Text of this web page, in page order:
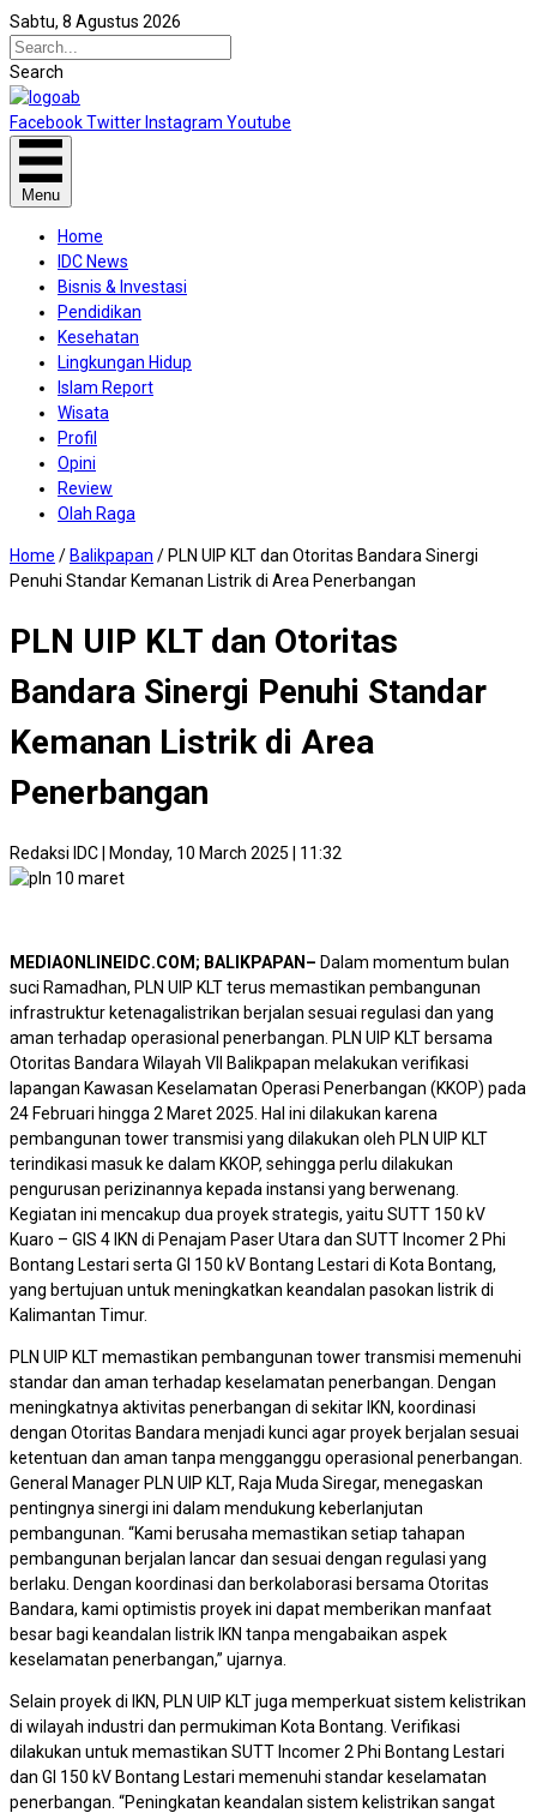
Sabtu, 8 Agustus 2026
Search
FacebookTwitter Instagram Youtube
Menu
Home
IDC News
Bisnis & Investasi
Pendidikan
Kesehatan
Lingkungan Hidup
Islam Report
Wisata
Profil
Opini
Review
Olah Raga
Home / Balikpapan / PLN UIP KLT dan Otoritas Bandara Sinergi
Penuhi Standar Kemanan Listrik di Area Penerbangan
PLN UIP KLT dan Otoritas
Bandara Sinergi Penuhi Standar
Kemanan Listrik di Area
Penerbangan
Redaksi IDC| Monday, 10 March 2025 | 11:32
MEDIAONLINEIDC.COM; BALIKPAPAN– Dalam momentum bulan
suci Ramadhan, PLN UIP KLT terus memastikan pembangunan
infrastruktur ketenagalistrikan berjalan sesuai regulasi dan yang
aman terhadap operasional penerbangan. PLN UIP KLT bersama
Otoritas Bandara Wilayah VII Balikpapan melakukan verifikasi
lapangan Kawasan Keselamatan Operasi Penerbangan (KKOP) pada
24 Februari hingga 2 Maret 2025. Hal ini dilakukan karena
pembangunan tower transmisi yang dilakukan oleh PLN UIP KLT
terindikasi masuk ke dalam KKOP, sehingga perlu dilakukan
pengurusan perizinannya kepada instansi yang berwenang.
Kegiatan ini mencakup dua proyek strategis, yaitu SUTT 150 kV
Kuaro – GIS 4 IKN di Penajam Paser Utara dan SUTT Incomer 2 Phi
Bontang Lestari serta GI 150 kV Bontang Lestari di Kota Bontang,
yang bertujuan untuk meningkatkan keandalan pasokan listrik di
Kalimantan Timur.
PLN UIP KLT memastikan pembangunan tower transmisi memenuhi
standar dan aman terhadap keselamatan penerbangan. Dengan
meningkatnya aktivitas penerbangan di sekitar IKN, koordinasi
dengan Otoritas Bandara menjadi kunci agar proyek berjalan sesuai
ketentuan dan aman tanpa mengganggu operasional penerbangan.
General Manager PLN UIP KLT, Raja Muda Siregar, menegaskan
pentingnya sinergi ini dalam mendukung keberlanjutan
pembangunan. “Kami berusaha memastikan setiap tahapan
pembangunan berjalan lancar dan sesuai dengan regulasi yang
berlaku. Dengan koordinasi dan berkolaborasi bersama Otoritas
Bandara, kami optimistis proyek ini dapat memberikan manfaat
besar bagi keandalan listrik IKN tanpa mengabaikan aspek
keselamatan penerbangan,” ujarnya.
Selain proyek di IKN, PLN UIP KLT juga memperkuat sistem kelistrikan
di wilayah industri dan permukiman Kota Bontang. Verifikasi
dilakukan untuk memastikan SUTT Incomer 2 Phi Bontang Lestari
dan GI 150 kV Bontang Lestari memenuhi standar keselamatan
penerbangan. “Peningkatan keandalan sistem kelistrikan sangat